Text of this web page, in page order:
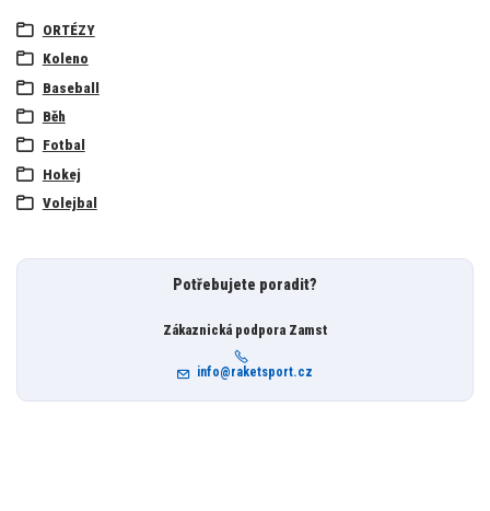
ORTÉZY
Koleno
Baseball
Běh
Fotbal
Hokej
Volejbal
Potřebujete poradit?
Zákaznická podpora Zamst
info@raketsport.cz